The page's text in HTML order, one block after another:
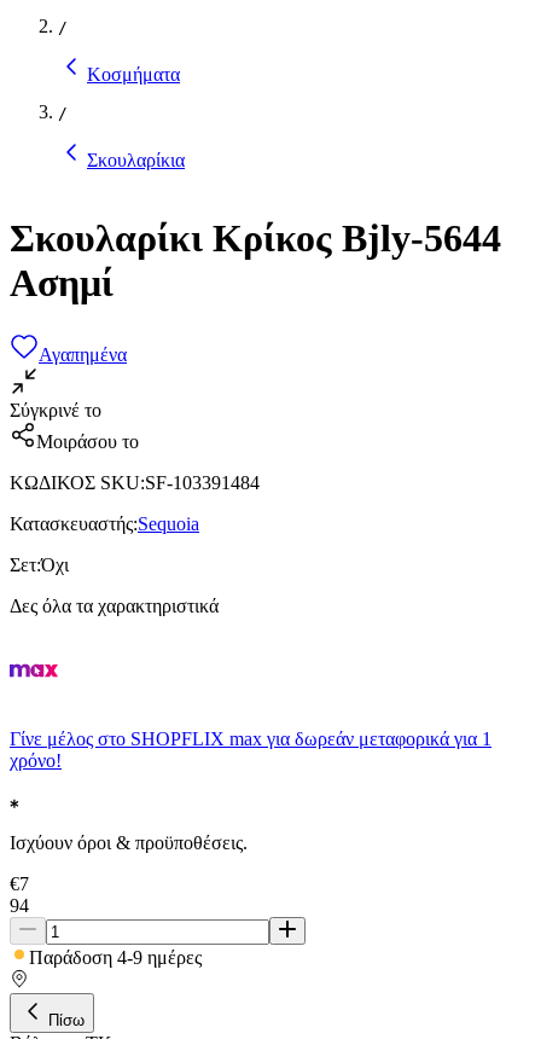
/
Κοσμήματα
/
Σκουλαρίκια
Σκουλαρίκι Κρίκος Bjly-5644
Ασημί
Αγαπημένα
Σύγκρινέ το
Μοιράσου το
ΚΩΔΙΚΟΣ SKU:SF-103391484
Κατασκευαστής:Sequoia
Σετ:Όχι
Δες όλα τα χαρακτηριστικά
Γίνε μέλος στο SHOPFLIX max για δωρεάν μεταφορικά για 1
χρόνο!
Ισχύουν όροι & προϋποθέσεις.
€7
94
Παράδοση 4-9 ημέρες
Πίσω